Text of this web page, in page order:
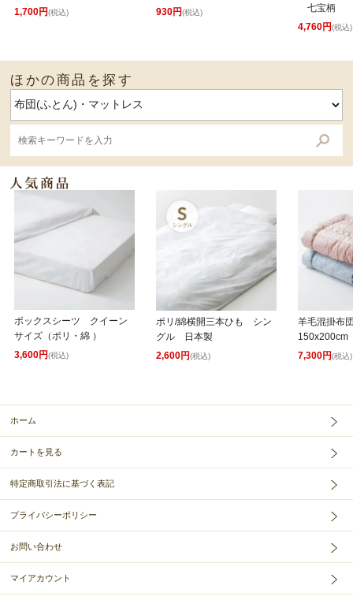
1,700円(税込)
930円(税込)
七宝柄
4,760円(税込)
ほかの商品を探す
ボックスシーツ クイーン
サイズ（ポリ・綿 ）
3,600円(税込)
ポリ/綿横開三本ひも シン
グル 日本製
2,600円(税込)
羊毛混掛布
150x200cm
7,300円(税込)
ホーム
カートを見る
特定商取引法に基づく表記
プライバシーポリシー
お問い合わせ
マイアカウント